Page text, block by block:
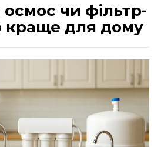
чи фільтр-
краще для дому